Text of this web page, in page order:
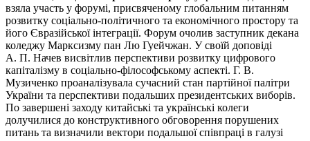
взяла участь у форумі, присвяченому глобальним питанням
розвитку соціально-політичного та економічного простору та
його Євразійської інтеграції. Форум очолив заступник декана
коледжу Марксизму пан Лю Гуейчжан. У своїй доповіді
А. П. Начев висвітлив перспективи розвитку цифрового
капіталізму в соціально-філософському аспекті. Г. В.
Музиченко проаналізувала сучасний стан партійної палітри
України та перспективи подальших президентських виборів.
По завершені заходу китайські та українські колеги
долучилися до конструктивного обговорення порушених
питань та визначили вектори подальшої співпраці в галузі